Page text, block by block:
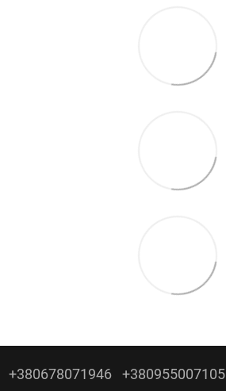
+380678071946 +380955007105